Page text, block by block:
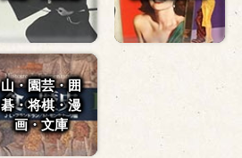
山・園芸・囲
碁・将棋・漫
画・文庫